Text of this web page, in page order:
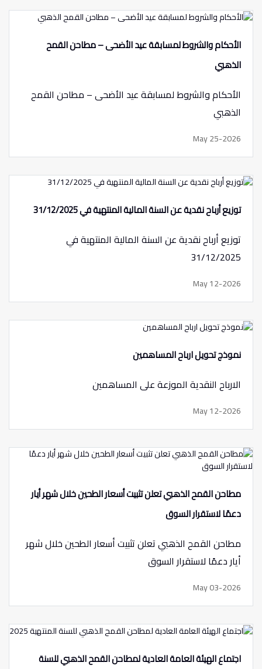
الأحكام والشروط لمسابقة عيد الأضحى – مطاحن القمح
الذهبي
الأحكام والشروط لمسابقة عيد الأضحى – مطاحن القمح
الذهبي
May 25-2026
توزيع أرباح نقدية عن السنة المالية المنتهية في 31/12/2025
توزيع أرباح نقدية عن السنة المالية المنتهية في
31/12/2025
May 12-2026
نموذج تحويل ارباح المساهمين
الارباح النقدية الموزعة على المساهمين
May 12-2026
مطاحن القمح الذهبي تعلن تثبيت أسعار الطحين خلال شهر أيار
دعمًا لاستقرار السوق
مطاحن القمح الذهبي تعلن تثبيت أسعار الطحين خلال شهر
أيار دعمًا لاستقرار السوق
May 03-2026
اجتماع الهيئة العامة العادية لمطاحن القمح الذهبي للسنة